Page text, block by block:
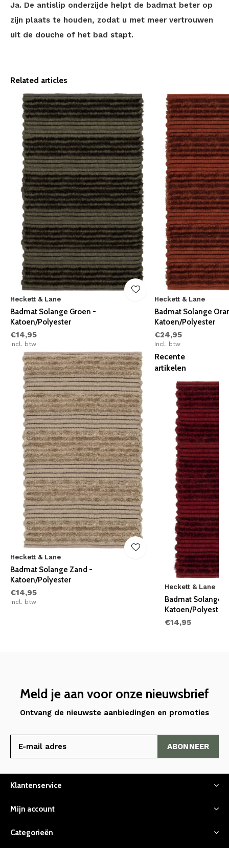
Ja. De antislip onderzijde helpt de badmat beter op
zijn plaats te houden, zodat u met meer vertrouwen
uit de douche of het bad stapt.
Related articles
Heckett & Lane
Badmat Solange Groen -
Katoen/Polyester
€14,95
Incl. btw
Heckett & Lane
Badmat Solange
Katoen/Polyester
€24,95
Incl. btw
Heckett & Lane
Badmat Solange Zand -
Katoen/Polyester
€14,95
Incl. btw
Recente
artikelen
Heckett & Lane
Badmat Solange
Katoen/Polyester
€14,95
Meld je aan voor onze nieuwsbrief
Ontvang de nieuwste aanbiedingen en promoties
ABONNEER
Klantenservice
Mijn account
Categorieën